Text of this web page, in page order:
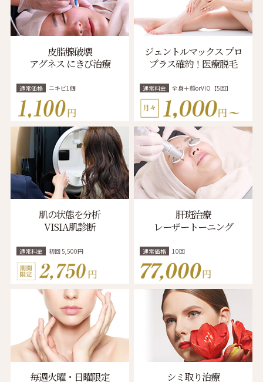
皮脂腺破壊
アグネス にきび治療
通常価格 ニキビ1個
ジェントルマックス プロ
プラス確約！医療脱毛
通常料金 全身＋顔orVIO【5回】
肌の状態を分析
VISIA肌診断
通常料金 初回 5,500円
肝斑治療
レーザートーニング
通常価格 10回
毎週火曜・日曜限定
シミ取り治療